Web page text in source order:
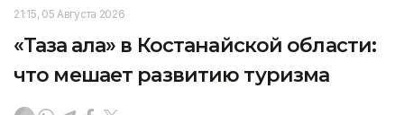
21:15, 05 Августа 2026
«Таза қала» в Костанайской области:
что мешает развитию туризма